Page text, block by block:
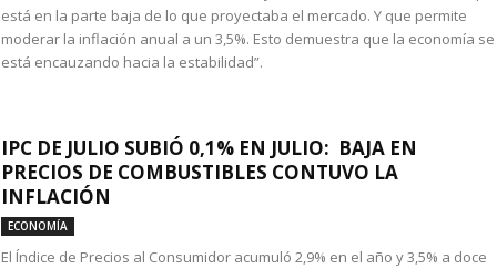
está en la parte baja de lo que proyectaba el mercado. Y que permite
moderar la inflación anual a un 3,5%. Esto demuestra que la economía se
está encauzando hacia la estabilidad”.
IPC DE JULIO SUBIÓ 0,1% EN JULIO: BAJA EN
PRECIOS DE COMBUSTIBLES CONTUVO LA
INFLACIÓN
ECONOMÍA
El Índice de Precios al Consumidor acumuló 2,9% en el año y 3,5% a doce